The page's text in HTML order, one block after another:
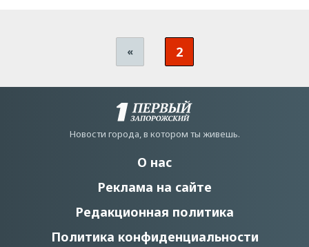
« 2
Новости города, в котором ты живешь.
О нас
Реклама на сайте
Редакционная политика
Политика конфиденциальности